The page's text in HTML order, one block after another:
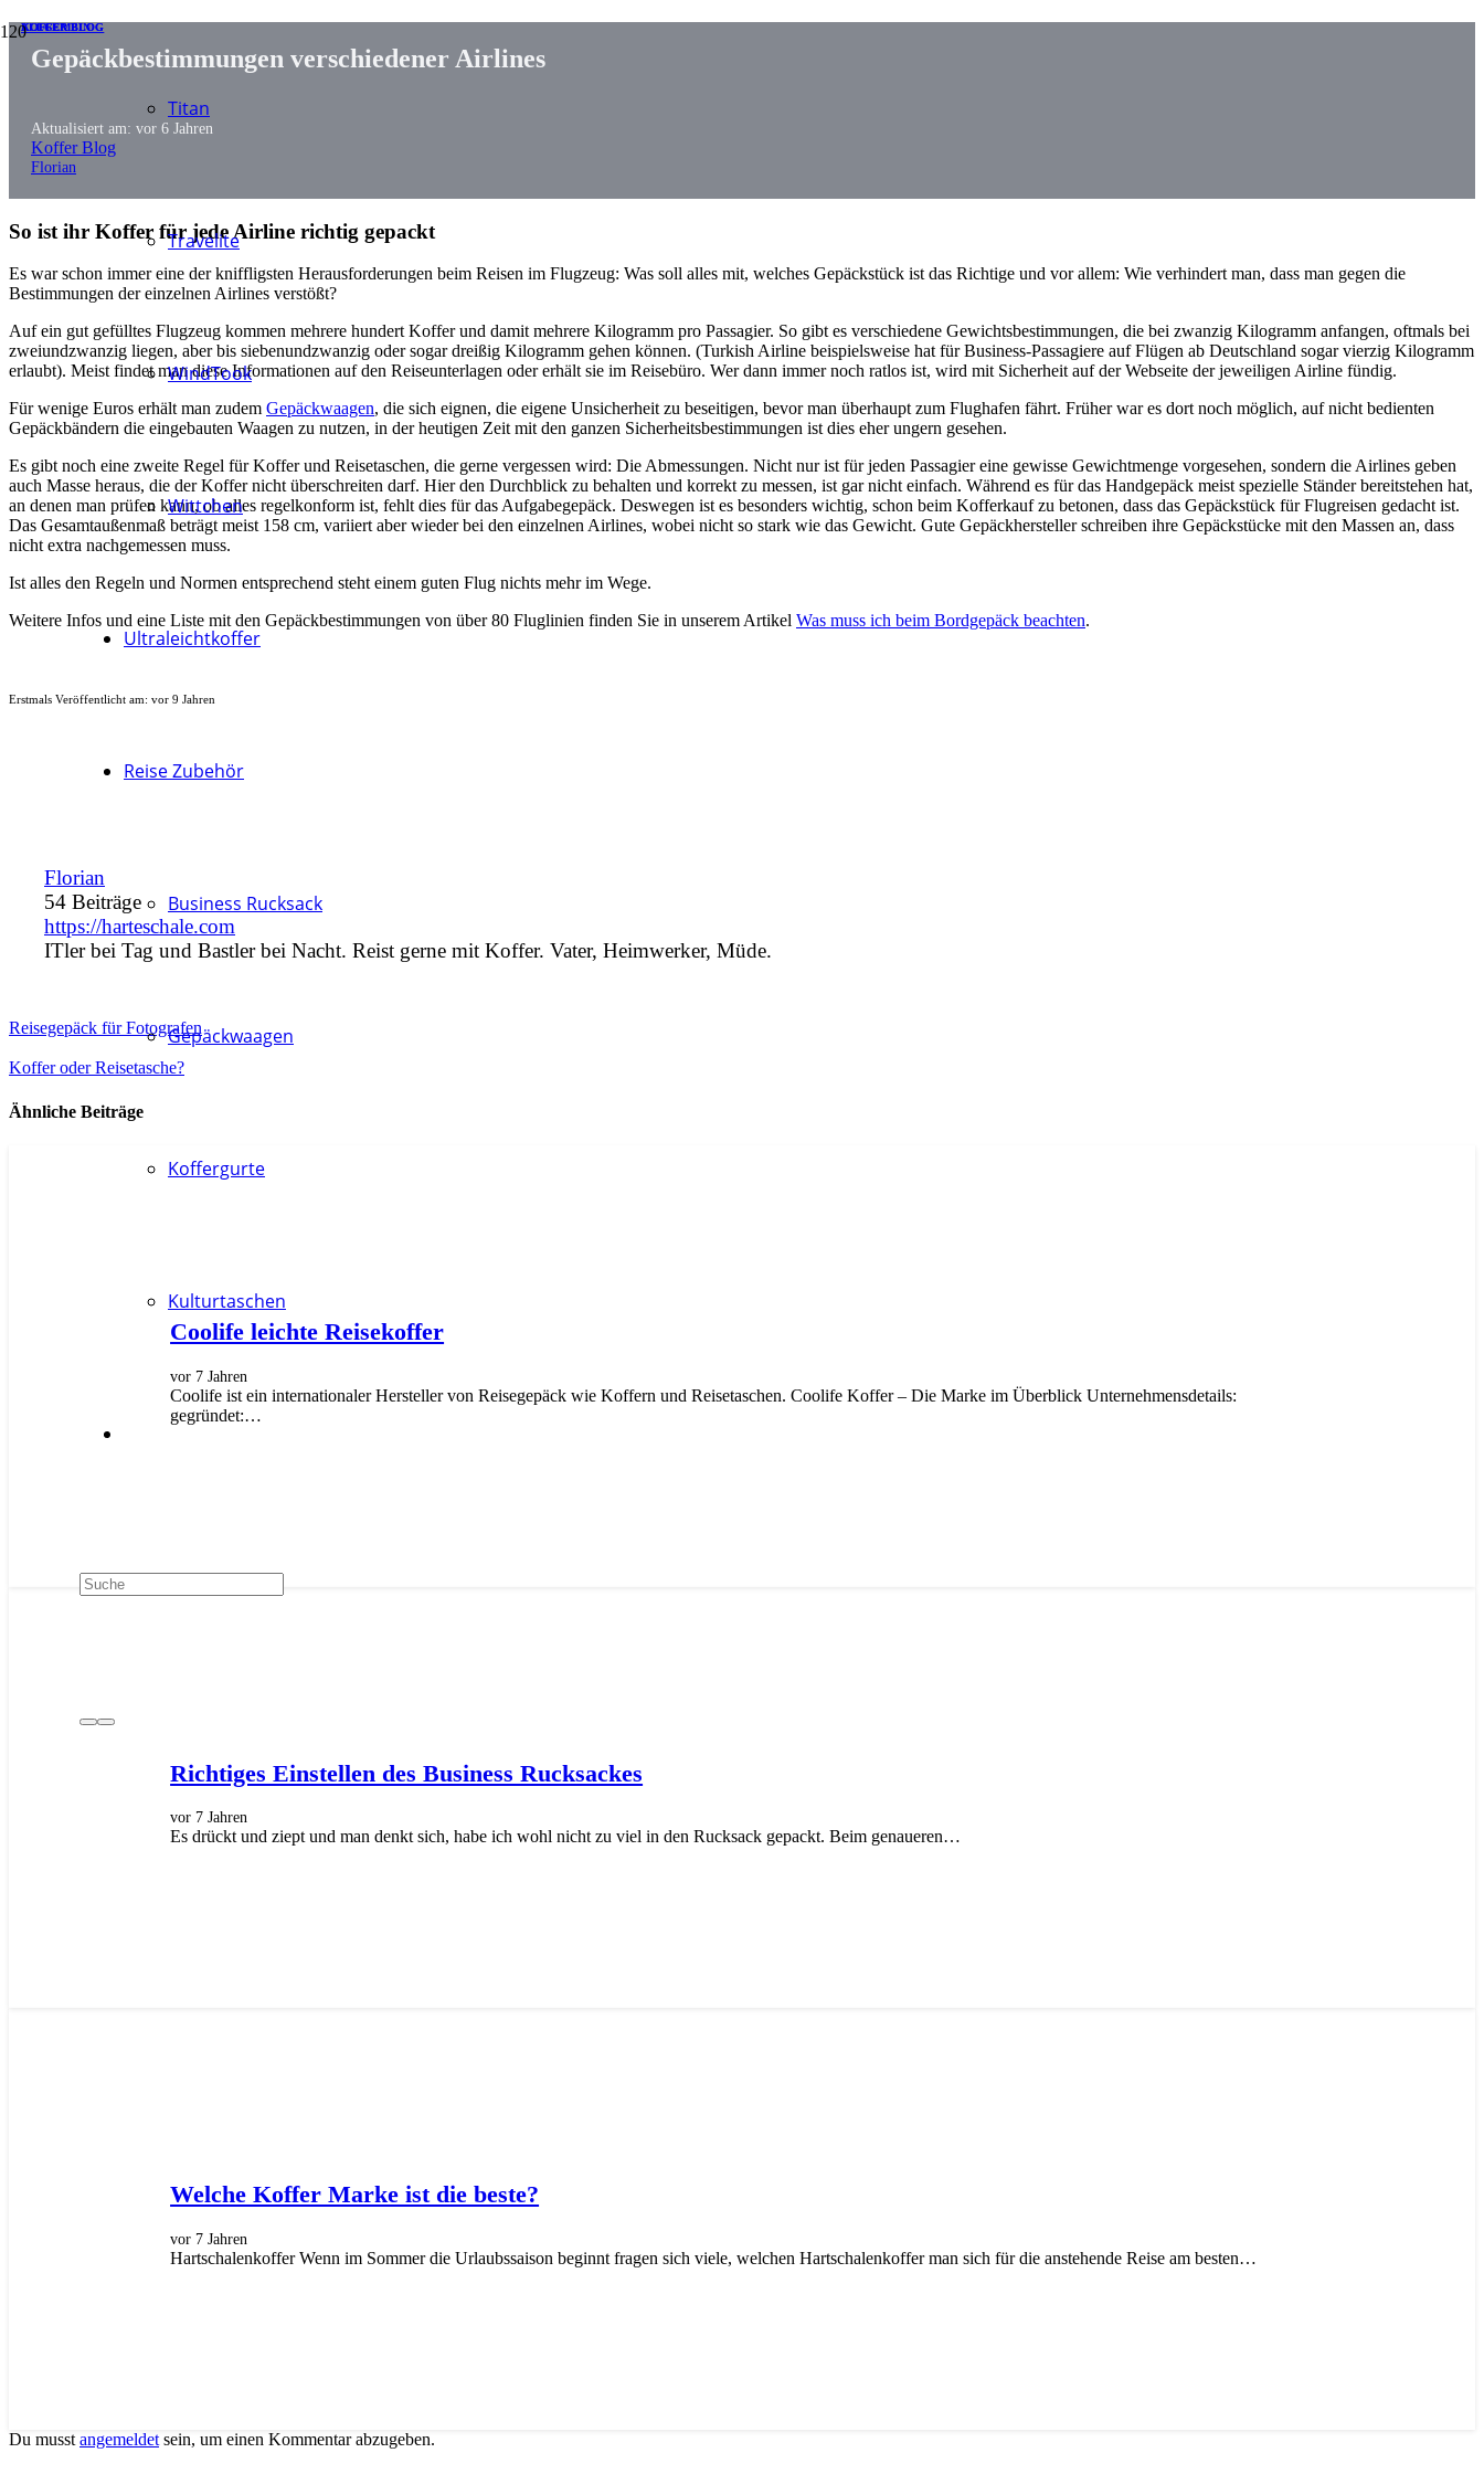
Titan
Travelite
WindTook
Wittchen
Ultraleichtkoffer
Reise Zubehör
Business Rucksack
Gepäckwaagen
Koffergurte
Kulturtaschen
Gepäckbestimmungen verschiedener Airlines
Aktualisiert am: vor 6 Jahren
Koffer Blog
Florian
So ist ihr Koffer für jede Airline richtig gepackt
Es war schon immer eine der kniffligsten Herausforderungen beim Reisen im Flugzeug: Was soll alles mit, welches Gepäckstück ist das Richtige und vor allem: Wie verhindert man, dass man gegen die
Bestimmungen der einzelnen Airlines verstößt?
Auf ein gut gefülltes Flugzeug kommen mehrere hundert Koffer und damit mehrere Kilogramm pro Passagier. So gibt es verschiedene Gewichtsbestimmungen, die bei zwanzig Kilogramm anfangen, oftmals bei
zweiundzwanzig liegen, aber bis siebenundzwanzig oder sogar dreißig Kilogramm gehen können. (Turkish Airline beispielsweise hat für Business-Passagiere auf Flügen ab Deutschland sogar vierzig Kilogramm
erlaubt). Meist findet man diese Informationen auf den Reiseunterlagen oder erhält sie im Reisebüro. Wer dann immer noch ratlos ist, wird mit Sicherheit auf der Webseite der jeweiligen Airline fündig.
Für wenige Euros erhält man zudem Gepäckwaagen, die sich eignen, die eigene Unsicherheit zu beseitigen, bevor man überhaupt zum Flughafen fährt. Früher war es dort noch möglich, auf nicht bedienten
Gepäckbändern die eingebauten Waagen zu nutzen, in der heutigen Zeit mit den ganzen Sicherheitsbestimmungen ist dies eher ungern gesehen.
Es gibt noch eine zweite Regel für Koffer und Reisetaschen, die gerne vergessen wird: Die Abmessungen. Nicht nur ist für jeden Passagier eine gewisse Gewichtmenge vorgesehen, sondern die Airlines geben
auch Masse heraus, die der Koffer nicht überschreiten darf. Hier den Durchblick zu behalten und korrekt zu messen, ist gar nicht einfach. Während es für das Handgepäck meist spezielle Ständer bereitstehen hat,
an denen man prüfen kann, ob alles regelkonform ist, fehlt dies für das Aufgabegepäck. Deswegen ist es besonders wichtig, schon beim Kofferkauf zu betonen, dass das Gepäckstück für Flugreisen gedacht ist.
Das Gesamtaußenmaß beträgt meist 158 cm, variiert aber wieder bei den einzelnen Airlines, wobei nicht so stark wie das Gewicht. Gute Gepäckhersteller schreiben ihre Gepäckstücke mit den Massen an, dass
nicht extra nachgemessen muss.
Ist alles den Regeln und Normen entsprechend steht einem guten Flug nichts mehr im Wege.
Weitere Infos und eine Liste mit den Gepäckbestimmungen von über 80 Fluglinien finden Sie in unserem Artikel Was muss ich beim Bordgepäck beachten.
Erstmals Veröffentlicht am: vor 9 Jahren
Florian
54 Beiträge
https://harteschale.com
ITler bei Tag und Bastler bei Nacht. Reist gerne mit Koffer. Vater, Heimwerker, Müde.
Reisegepäck für Fotografen
Koffer oder Reisetasche?
Ähnliche Beiträge
ALLGEMEIN
Coolife leichte Reisekoffer
vor 7 Jahren
Coolife ist ein internationaler Hersteller von Reisegepäck wie Koffern und Reisetaschen. Coolife Koffer – Die Marke im Überblick Unternehmensdetails:
gegründet:…
KOFFER BLOG
Richtiges Einstellen des Business Rucksackes
vor 7 Jahren
Es drückt und ziept und man denkt sich, habe ich wohl nicht zu viel in den Rucksack gepackt. Beim genaueren…
KOFFER BLOG
Welche Koffer Marke ist die beste?
vor 7 Jahren
Hartschalenkoffer Wenn im Sommer die Urlaubssaison beginnt fragen sich viele, welchen Hartschalenkoffer man sich für die anstehende Reise am besten…
Du musst angemeldet sein, um einen Kommentar abzugeben.